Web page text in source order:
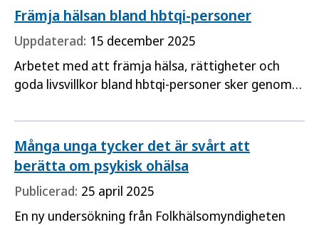
regionerna kan nu börja arbeta med frågan om
hur tillgången till HPV-vaccination ska se ut för
vuxna.
Främja hälsan bland hbtqi-personer
Uppdaterad: 15 december 2025
Arbetet med att främja hälsa, rättigheter och
goda livsvillkor bland hbtqi-personer sker genom
det finns fortfarande utmaningar när det gäller
lika rättigheter och möjligheter, oavsett sexuell
läggning, könsidentitet eller könsuttryck.
Många unga tycker det är svårt att
berätta om psykisk ohälsa
Publicerad: 25 april 2025
En ny undersökning från Folkhälsomyndigheten